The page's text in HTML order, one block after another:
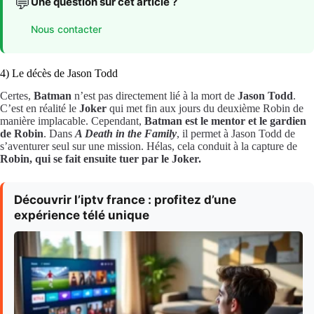
Nous contacter
4) Le décès de Jason Todd
Certes, Batman n’est pas directement lié à la mort de Jason Todd.
C’est en réalité le Joker qui met fin aux jours du deuxième Robin de
manière implacable. Cependant, Batman est le mentor et le gardien
de Robin. Dans A Death in the Family, il permet à Jason Todd de
s’aventurer seul sur une mission. Hélas, cela conduit à la capture de
Robin, qui se fait ensuite tuer par le Joker.
Découvrir l’iptv france : profitez d’une
expérience télé unique